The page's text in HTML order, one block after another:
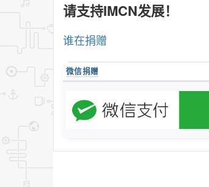
请支持IMCN发展！
谁在捐赠
微信捐赠